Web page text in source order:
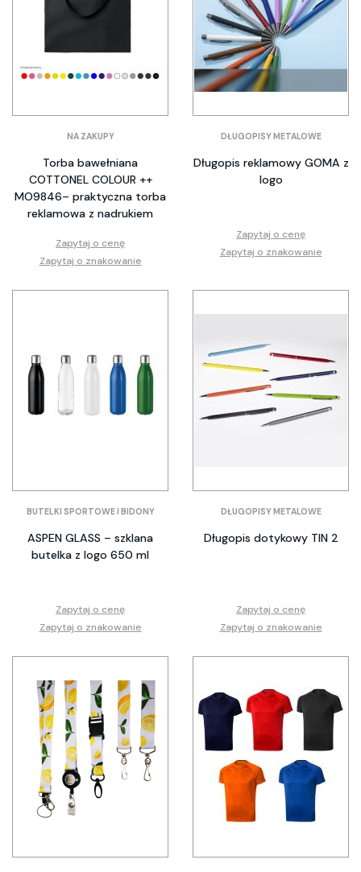
NA ZAKUPY
Torba bawełniana
COTTONEL COLOUR ++
MO9846– praktyczna torba
reklamowa z nadrukiem
Zapytaj o cenę
Zapytaj o znakowanie
DŁUGOPISY METALOWE
Długopis reklamowy GOMA z
logo
Zapytaj o cenę
Zapytaj o znakowanie
BUTELKI SPORTOWE I BIDONY
ASPEN GLASS – szklana
butelka z logo 650 ml
Zapytaj o cenę
Zapytaj o znakowanie
DŁUGOPISY METALOWE
Długopis dotykowy TIN 2
Zapytaj o cenę
Zapytaj o znakowanie